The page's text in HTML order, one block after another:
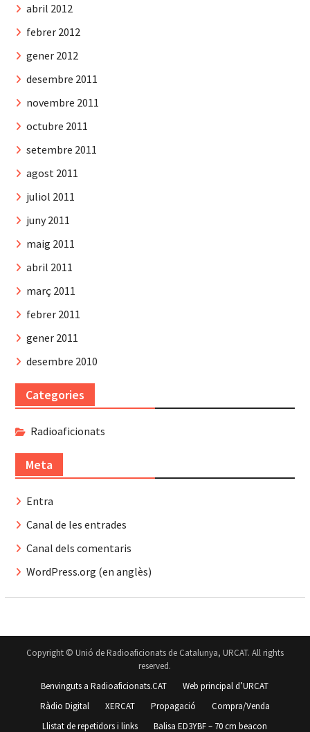
abril 2012
febrer 2012
gener 2012
desembre 2011
novembre 2011
octubre 2011
setembre 2011
agost 2011
juliol 2011
juny 2011
maig 2011
abril 2011
març 2011
febrer 2011
gener 2011
desembre 2010
Categories
Radioaficionats
Meta
Entra
Canal de les entrades
Canal dels comentaris
WordPress.org (en anglès)
Copyright © Unió de Radioaficionats de Catalunya, URCAT. All rights
reserved.
Benvinguts a Radioaficionats.CAT
Web principal d’URCAT
Ràdio Digital
XERCAT Propagació
Compra/Venda
Llistat de repetidors i links
Balisa ED3YBF – 70 cm beacon